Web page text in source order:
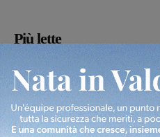
Più lette
Figline Incisa Valdarno 1
Piscina di Figline
Pnrr, il gruppo di
ringraziamento al